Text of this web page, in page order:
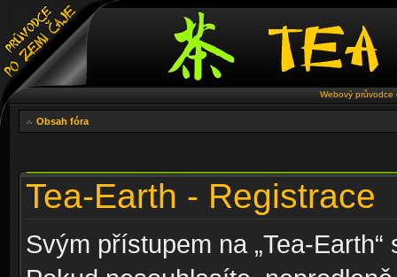
Webový průvodce
Obsah fóra
Tea-Earth - Registrace
Svým přístupem na „Tea-